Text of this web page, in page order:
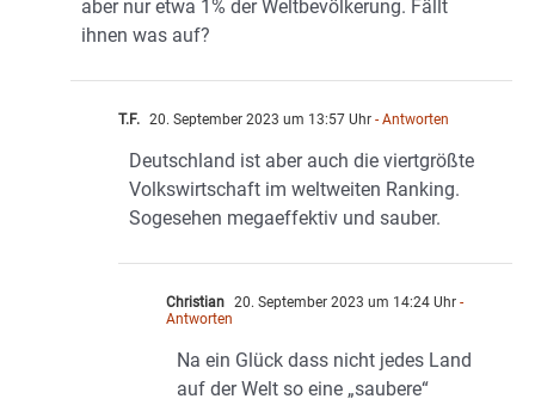
aber nur etwa 1% der Weltbevölkerung. Fällt
ihnen was auf?
T.F. 20. September 2023 um 13:57 Uhr - Antworten
Deutschland ist aber auch die viertgrößte
Volkswirtschaft im weltweiten Ranking.
Sogesehen megaeffektiv und sauber.
Christian 20. September 2023 um 14:24 Uhr -
Antworten
Na ein Glück dass nicht jedes Land
auf der Welt so eine „saubere“